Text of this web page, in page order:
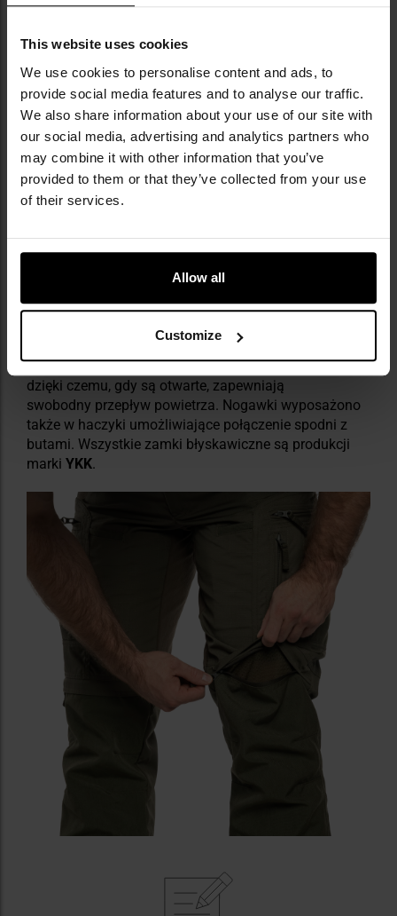
This website uses cookies
We use cookies to personalise content and ads, to
provide social media features and to analyse our traffic.
We also share information about your use of our site with
our social media, advertising and analytics partners who
may combine it with other information that you’ve
provided to them or that they’ve collected from your use
of their services.
Allow all
Customize
ringumożliwiający dodatkowe troczenie drobnych
dobre dopasowanie do użytkownika. Od wewnątrz na
wysokości pasa wszyto zamek błyskawiczny
zaprojektowany do przymocowania podpinkiUF PRO
Windstopper Lining na niższe temperatury.
KIESZENIE NA WKŁADY OCHRONNE,
ZAMKI BŁYSKAWICZNE YKK
Wewnątrz nogawek znajdują się kieszenie na
UF PRO 3D Tactical Knee Pads. Dodatkowo
zostały wyłożone oddychającą tkaniną typu Mesh,
dzięki czemu, gdy są otwarte, zapewniają
swobodny przepływ powietrza. Nogawki wyposażono
także w haczyki umożliwiające połączenie spodni z
butami. Wszystkie zamki błyskawiczne są produkcji
marki YKK.